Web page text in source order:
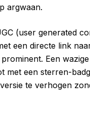
argwaan.
(user generated
een directe link
Een
met een sterren-
te verhogen